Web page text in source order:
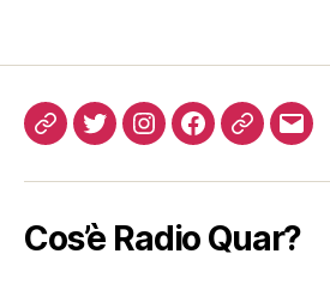
ComeTwitterInstagram
FB Podcast
Email
Cos’è Radio Quar?